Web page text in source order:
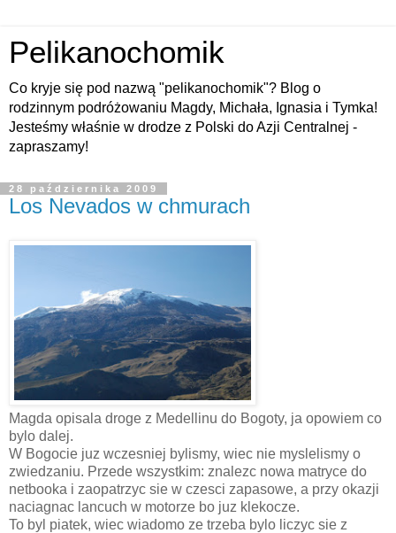
Pelikanochomik
Co kryje się pod nazwą "pelikanochomik"? Blog o
rodzinnym podróżowaniu Magdy, Michała, Ignasia i Tymka!
Jesteśmy właśnie w drodze z Polski do Azji Centralnej -
zapraszamy!
28 października 2009
Los Nevados w chmurach
Magda opisala droge z Medellinu do Bogoty, ja opowiem co
bylo dalej.
W Bogocie juz wczesniej bylismy, wiec nie myslelismy o
zwiedzaniu. Przede wszystkim: znalezc nowa matryce do
netbooka i zaopatrzyc sie w czesci zapasowe, a przy okazji
naciagnac lancuch w motorze bo juz klekocze.
To byl piatek, wiec wiadomo ze trzeba bylo liczyc sie z